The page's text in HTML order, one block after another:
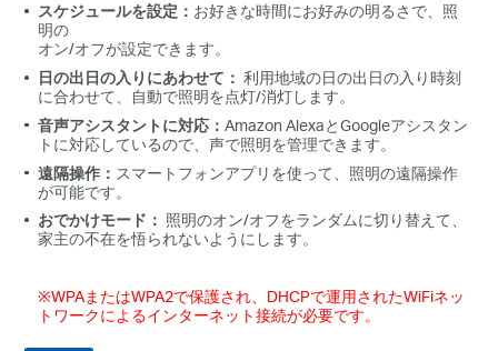
スケジュールを設定： お好きな時間にお好みの明るさで、照
明の
オン/オフが設定できます。
日の出日の入りにあわせて： 利用地域の日の出日の入り時刻
に合わせて、自動で照明を点灯/消灯します。
音声アシスタントに対応：Amazon AlexaとGoogleアシスタン
トに対応しているので、声で照明を管理できます。
遠隔操作： スマートフォンアプリを使って、照明の遠隔操作
が可能です。
おでかけモード： 照明のオン/オフをランダムに切り替えて、
家主の不在を悟られないようにします。
※WPAまたはWPA2で保護され、DHCPで運用されたWiFiネッ
トワークによるインターネット接続が必要です。